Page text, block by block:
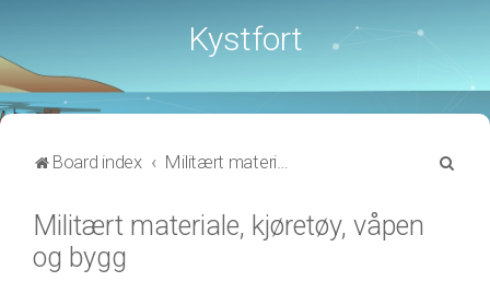
Kystfort
Board index Militært materiale, kjøretøy, våpen og bygg
Militært materiale, kjøretøy, våpen
og bygg